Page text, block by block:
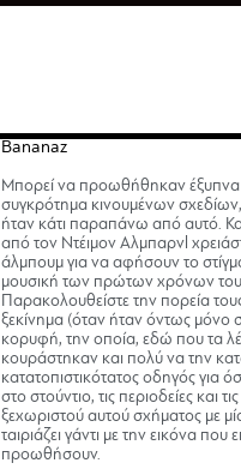
Bananaz
Μπορεί να προωθήθηκαν
συγκρότημα κινουμένων
ήταν κάτι παραπάνω από αυτό.
από τον Ντέιμον Aλμπαρνl
άλμπουμ για να αφήσουν το
μουσική των πρώτων χρόνων
Παρακολουθείστε την πορεία
ξεκίνημα (όταν ήταν όντως μόνο
κορυφή, την οποία, εδώ που τα
κουράστηκαν και πολύ να την
κατατοπιστικότατος οδηγός για
στο στούντιο, τις περιοδείες και
ξεχωριστού αυτού σχήματος με
ταιριάζει γάντι με την εικόνα που
προωθήσουν.